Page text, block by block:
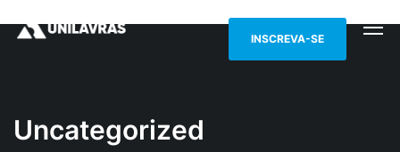
INSCREVA-SE
Uncategorized